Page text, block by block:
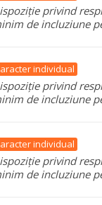
privind
de incluziune
individual
privind
de incluziune
individual
privind
de incluziune